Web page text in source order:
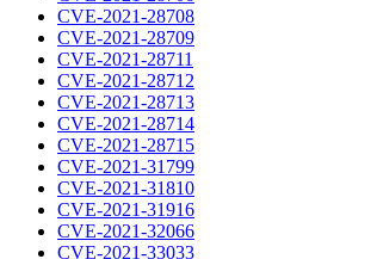
CVE-2021-28708
CVE-2021-28709
CVE-2021-28711
CVE-2021-28712
CVE-2021-28713
CVE-2021-28714
CVE-2021-28715
CVE-2021-31799
CVE-2021-31810
CVE-2021-31916
CVE-2021-32066
CVE-2021-33033